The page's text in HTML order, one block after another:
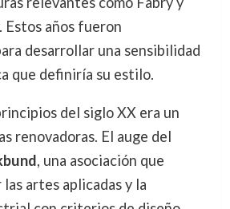
Estos años fueron
desarrollar una sensibilidad
que definiría su estilo.
del siglo XX era un
renovadoras. El auge del
, una asociación que
artes aplicadas y la